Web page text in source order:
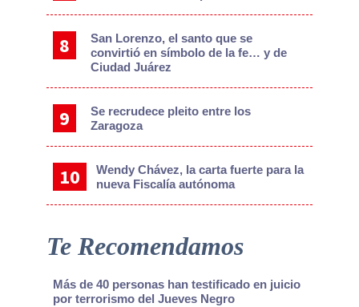
San Lorenzo, el santo que se
convirtió en símbolo de la fe… y de
Ciudad Juárez
Se recrudece pleito entre los
Zaragoza
Wendy Chávez, la carta fuerte para la
nueva Fiscalía autónoma
Te Recomendamos
Más de 40 personas han testificado en juicio
por terrorismo del Jueves Negro